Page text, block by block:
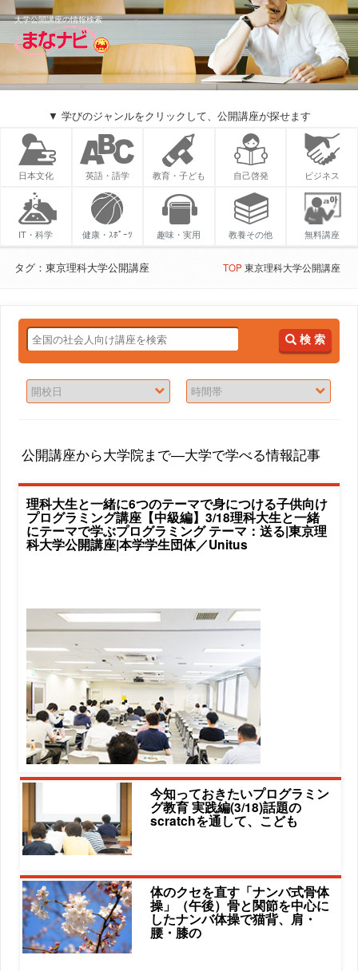
大学公開講座の情報検索
▼ 学びのジャンルをクリックして、公開講座が探せます
日本文化 英語・語学 教育・子ども 自己啓発 ビジネス
IT・科学 健康・ｽﾎﾟｰﾂ 趣味・実用 教養その他 無料講座
タグ：東京理科大学公開講座 TOP東京理科大学公開講座
検 索
公開講座から大学院まで―大学で学べる情報記事
理科大生と一緒に6つのテーマで身につける子供向け
プログラミング講座【中級編】3/18理科大生と一緒
にテーマで学ぶプログラミング テーマ：送る|東京理
科大学公開講座|本学学生団体／Unitus
今知っておきたいプログラミン
グ教育 実践編(3/18)話題の
scratchを通して、こども
体のクセを直す「ナンバ式骨体
操」（午後）骨と関節を中心に
したナンバ体操で猫背、肩・
腰・膝の